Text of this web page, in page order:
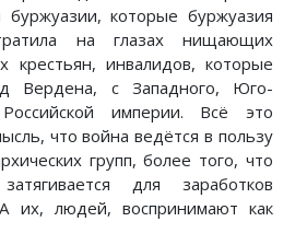
которые буржуазия
на глазах нищающих
крестьян, инвалидов, которые
Вердена, с Западного, Юго-
империи. Всё это
что война ведётся в пользу
групп, более того, что
для заработков
их, людей, воспринимают как